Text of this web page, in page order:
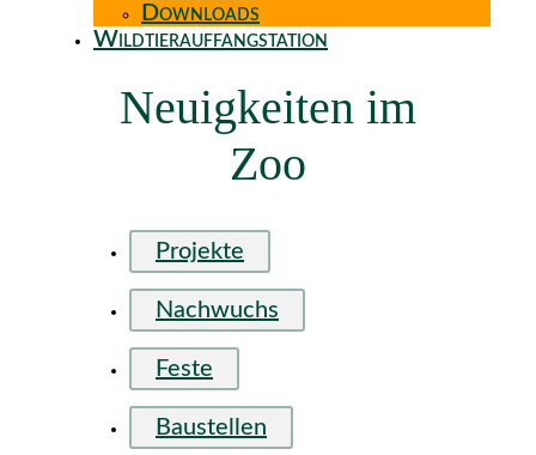
Downloads
Wildtierauffangstation
Neuigkeiten im
Zoo
Projekte
Nachwuchs
Feste
Baustellen